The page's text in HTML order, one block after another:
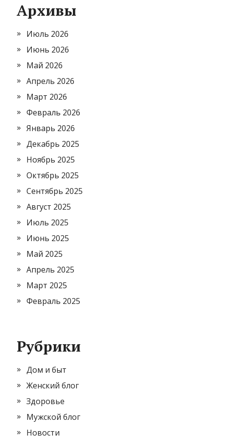
Архивы
Июль 2026
Июнь 2026
Май 2026
Апрель 2026
Март 2026
Февраль 2026
Январь 2026
Декабрь 2025
Ноябрь 2025
Октябрь 2025
Сентябрь 2025
Август 2025
Июль 2025
Июнь 2025
Май 2025
Апрель 2025
Март 2025
Февраль 2025
Рубрики
Дом и быт
Женский блог
Здоровье
Мужской блог
Новости